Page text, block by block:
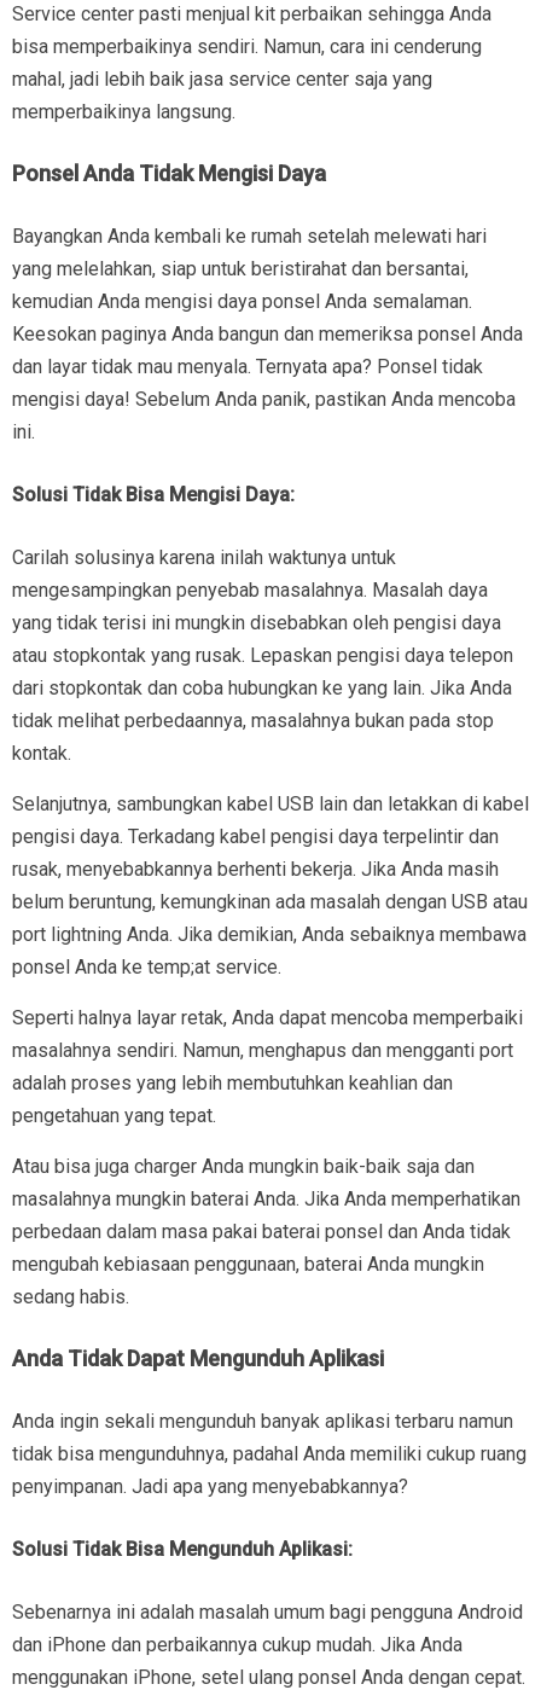
Service center pasti menjual kit perbaikan sehingga Anda
bisa memperbaikinya sendiri. Namun, cara ini cenderung
mahal, jadi lebih baik jasa service center saja yang
memperbaikinya langsung.
Ponsel Anda Tidak Mengisi Daya
Bayangkan Anda kembali ke rumah setelah melewati hari
yang melelahkan, siap untuk beristirahat dan bersantai,
kemudian Anda mengisi daya ponsel Anda semalaman.
Keesokan paginya Anda bangun dan memeriksa ponsel Anda
dan layar tidak mau menyala. Ternyata apa? Ponsel tidak
mengisi daya! Sebelum Anda panik, pastikan Anda mencoba
ini.
Solusi Tidak Bisa Mengisi Daya:
Carilah solusinya karena inilah waktunya untuk
mengesampingkan penyebab masalahnya. Masalah daya
yang tidak terisi ini mungkin disebabkan oleh pengisi daya
atau stopkontak yang rusak. Lepaskan pengisi daya telepon
dari stopkontak dan coba hubungkan ke yang lain. Jika Anda
tidak melihat perbedaannya, masalahnya bukan pada stop
kontak.
Selanjutnya, sambungkan kabel USB lain dan letakkan di kabel
pengisi daya. Terkadang kabel pengisi daya terpelintir dan
rusak, menyebabkannya berhenti bekerja. Jika Anda masih
belum beruntung, kemungkinan ada masalah dengan USB atau
port lightning Anda. Jika demikian, Anda sebaiknya membawa
ponsel Anda ke temp;at service.
Seperti halnya layar retak, Anda dapat mencoba memperbaiki
masalahnya sendiri. Namun, menghapus dan mengganti port
adalah proses yang lebih membutuhkan keahlian dan
pengetahuan yang tepat.
Atau bisa juga charger Anda mungkin baik-baik saja dan
masalahnya mungkin baterai Anda. Jika Anda memperhatikan
perbedaan dalam masa pakai baterai ponsel dan Anda tidak
mengubah kebiasaan penggunaan, baterai Anda mungkin
sedang habis.
Anda Tidak Dapat Mengunduh Aplikasi
Anda ingin sekali mengunduh banyak aplikasi terbaru namun
tidak bisa mengunduhnya, padahal Anda memiliki cukup ruang
penyimpanan. Jadi apa yang menyebabkannya?
Solusi Tidak Bisa Mengunduh Aplikasi:
Sebenarnya ini adalah masalah umum bagi pengguna Android
dan iPhone dan perbaikannya cukup mudah. Jika Anda
menggunakan iPhone, setel ulang ponsel Anda dengan cepat.